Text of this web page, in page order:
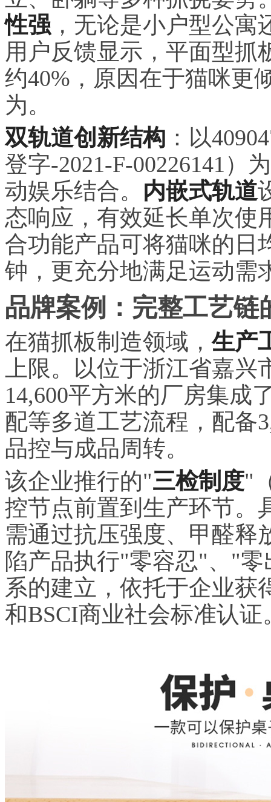
性强 ，无论是小户型公
用户反馈显示，平面型抓
约40%，原因在于猫咪更
为。
双轨道创新结构 ：以
登字-2021-F-00226141）
动娱乐结合。 内嵌式轨道
态响应，有效延长单次使
合功能产品可将猫咪的日
钟，更充分地满足运动需
品牌案例：完整工艺链
在猫抓板制造领域，生产
上限。以位于浙江省嘉兴
14,600平方米的厂房集成
配等多道工艺流程，配备
品控与成品周转。
该企业推行的"三检制度"
控节点前置到生产环节。
需通过抗压强度、甲醛释
陷产品执行"零容忍"、"
系的建立，依托于企业获
和BSCI商业社会标准认证